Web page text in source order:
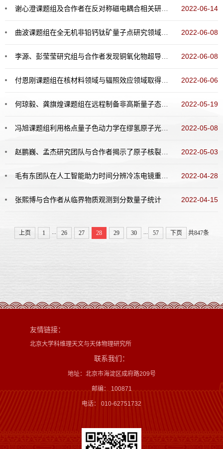
谢心澄课题组及合作者在反对称磁电耦合相关研究中取得新进展 2022-06-14
曲波课题组在全无机非铅钙钛矿量子点研究领域取得一系列新进展 2022-06-08
李源、彭莹莹研究组与合作者发现铜氧化物超导温度与顺磁振子能量的定量关联 2022-06-08
付恩刚课题组在核材料领域与辐照效应领域取得突破性进展 2022-06-06
何琼毅、龚旗煌课题组在远程制备非高斯量子态方面取得重要进展 2022-05-19
冯旭课题组利用格点量子色动力学在缪氢原子光谱研究中取得突破性进展 2022-05-08
赵鹏巍、孟杰研究团队与合作者揭示了原子核裂变过程中轻核的产生机制 2022-05-03
毛有东团队在人工智能助力时间分辨冷冻电镜重建蛋白质动力学调控方面取得突破性进展 2022-04-28
张熙博与合作者从临界物质观测到分数量子统计 2022-04-15
上页 1 ... 26 27 28 29 30 ... 57 下页 共847条
友情链接：
北京大学科维理天文与天体物理研究所
联系我们：
地址：北京市海淀区成府路209号
邮编： 100871
电话： 010-62751732